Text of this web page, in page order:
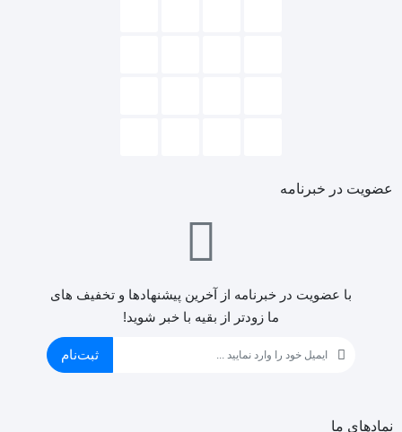
عضویت در خبرنامه
با عضویت در خبرنامه از آخرین پیشنهادها و تخفیف های
ما زودتر از بقیه با خبر شوید!
ثبت‌نام
نمادهای ما